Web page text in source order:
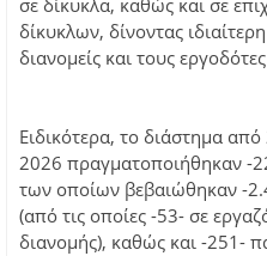
σε δίκυκλα, καθώς και σε
δίκυκλων, δίνοντας
διανομείς και τους
Ειδικότερα, το διάστημα
2026 πραγματοποιήθηκαν -
των οποίων βεβαιώθηκαν -
(από τις οποίες -53- σε
διανομής), καθώς και -251-